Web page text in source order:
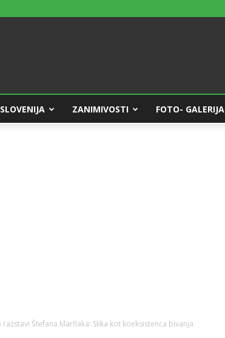
SLOVENIJA ZANIMIVOSTI FOTO- GALERIJA
Štefana Marflaka: Slika kot koeksistenca bivanja